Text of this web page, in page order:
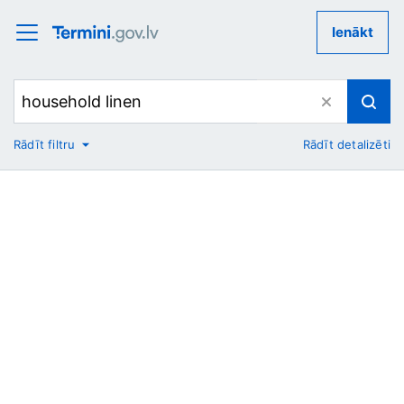
Ienākt
No
Rādīt filtru Rādīt detalizēti